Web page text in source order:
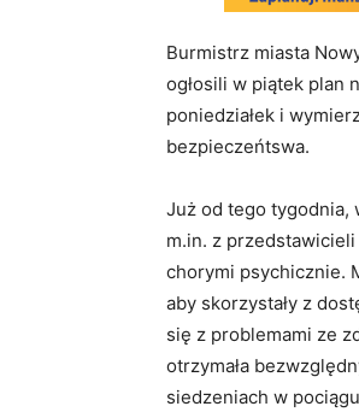
Burmistrz miasta
ogłosili w piątek plan
poniedziałek i
bezpieczeńtswa.
Już od tego tygodnia,
m.in. z
chorymi psychicznie.
aby skorzystały z
się z problemami ze
otrzymała
siedzeniach w